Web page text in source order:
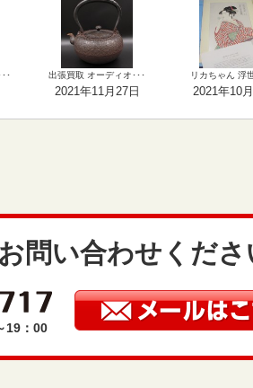
･ 出張買取 オーディオ･･･
2021年11月27日
リカちゃん 浮
2021年10
問い合わせくださ
19：00